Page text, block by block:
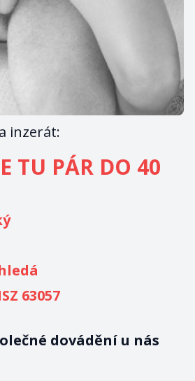
inzerát:
TU PÁR DO 40
63057
dovádění u nás